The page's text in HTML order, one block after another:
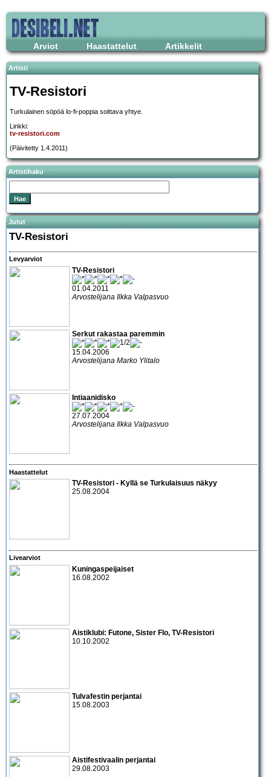
Arviot Haastattelut Artikkelit
Artisti
TV-Resistori
Turkulainen söpöä lo-fi-poppia soittava yhtye.
Linkki:
tv-resistori.com
(Päivitetty 1.4.2011)
Artistihaku
Jutut
TV-Resistori
Levyarviot
TV-Resistori
01.04.2011
Arvostelijana Ilkka Valpasvuo
Serkut rakastaa paremmin
15.04.2006
Arvostelijana Marko Ylitalo
Intiaanidisko
27.07.2004
Arvostelijana Ilkka Valpasvuo
Haastattelut
TV-Resistori - Kyllä se Turkulaisuus näkyy
25.08.2004
Livearviot
Kuningaspeijaiset
16.08.2002
Aistiklubi: Futone, Sister Flo, TV-Resistori
10.10.2002
Tulvafestin perjantai
15.08.2003
Aistifestivaalin perjantai
29.08.2003